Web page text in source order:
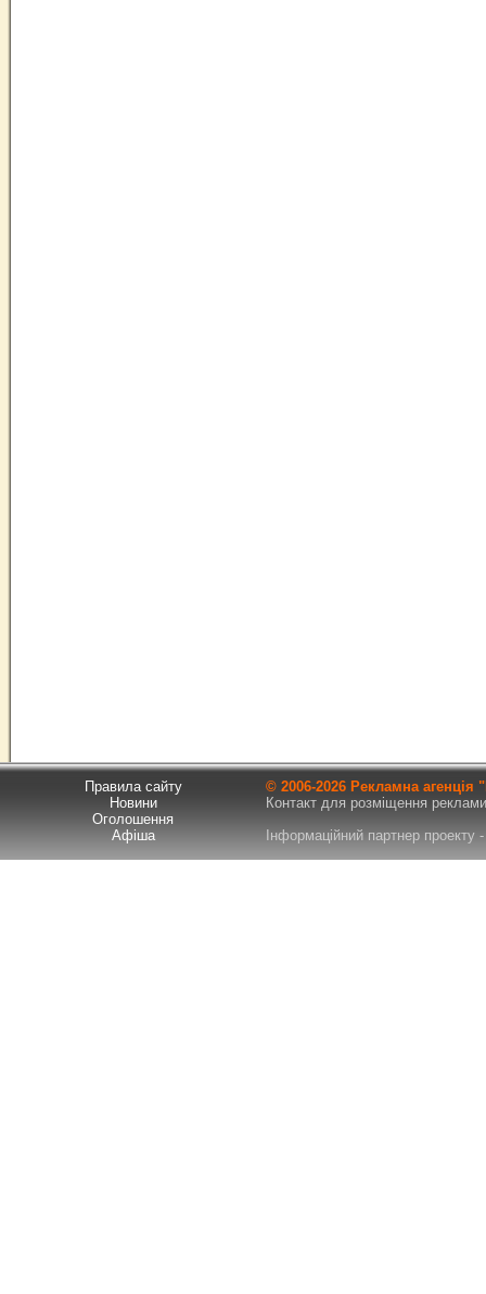
Правила сайту
Новини
Оголошення
Афіша
© 2006-2026 Рекламна
Контакт для розміщення
Інформаційний партнер проекту